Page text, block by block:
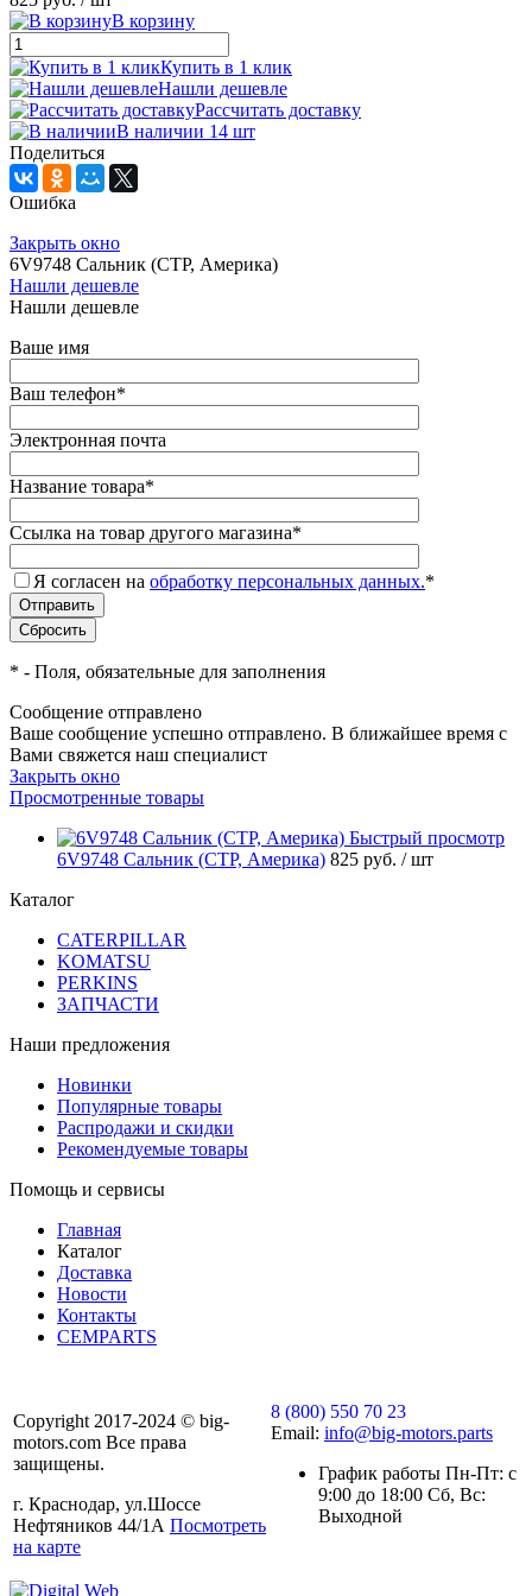
В корзину
Купить в 1 клик
Нашли дешевле
Рассчитать доставку
В наличии 14 шт
Поделиться
Ошибка
Закрыть окно
6V9748 Сальник (CTP, Америка)
Нашли дешевле
Нашли дешевле
Ваше имя
Ваш телефон*
Электронная почта
Название товара*
Ссылка на товар другого магазина*
Я согласен на обработку персональных данных.*
* - Поля, обязательные для заполнения
Сообщение отправлено
Ваше сообщение успешно отправлено. В ближайшее время с
Вами свяжется наш специалист
Закрыть окно
Просмотренные товары
Быстрый просмотр
6V9748 Сальник (CTP, Америка) 825 руб. / шт
Каталог
CATERPILLAR
KOMATSU
PERKINS
ЗАПЧАСТИ
Наши предложения
Новинки
Популярные товары
Распродажи и скидки
Рекомендуемые товары
Помощь и сервисы
Главная
Каталог
Доставка
Новости
Контакты
CEMPARTS
Copyright 2017-2024 © big-
motors.com Все права
защищены.
г. Краснодар, ул.Шоссе
Нефтяников 44/1А Посмотреть
на карте
8 (800) 550 70 23
Email: info@big-motors.parts
График работы Пн-Пт: с
9:00 до 18:00 Сб, Вс:
Выходной